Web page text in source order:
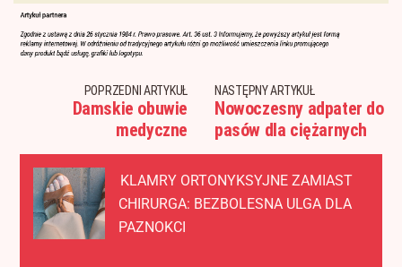
POPRZEDNI ARTYKUŁ
Damskie obuwie
medyczne
NASTĘPNY ARTYKUŁ
Nowoczesny adpater do
pasów dla ciężarnych
KLAMRY ORTONYKSYJNE ZAMIAST
CHIRURGA: BEZBOLESNA ULGA DLA
PAZNOKCI